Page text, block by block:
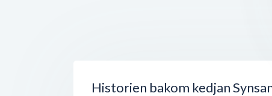
Historien bakom kedjan